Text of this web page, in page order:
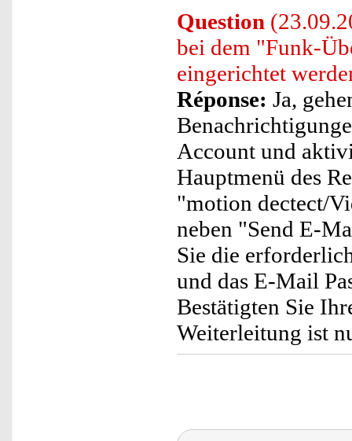
Question
bei dem "Funk-
eingerichtet
Réponse: Ja,
Account und
Hauptmenü des
"motion dectect/
neben "Send E-
Sie die
und das E-Mail
Bestätigten Sie
Weiterleitung ist